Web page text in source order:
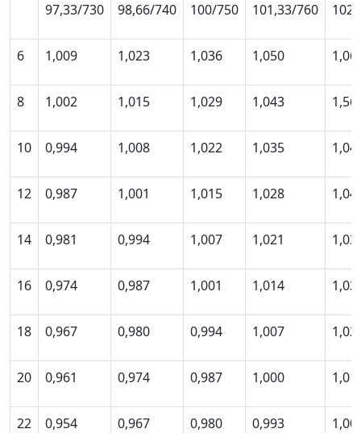
97,33/730 98,66/740 100/750 101,33/760
6 1,009 1,023 1,036 1,050
8 1,002 1,015 1,029 1,043
10 0,994 1,008 1,022 1,035
12 0,987 1,001 1,015 1,028
14 0,981 0,994 1,007 1,021
16 0,974 0,987 1,001 1,014
18 0,967 0,980 0,994 1,007
20 0,961 0,974 0,987 1,000
22 0,954 0,967 0,980 0,993